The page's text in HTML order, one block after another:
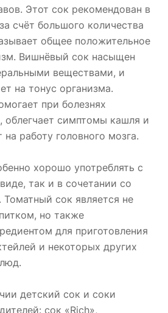
Этот сок рекомендован в
счёт большого количества
общее положительное
Вишнёвый сок насыщен
веществами, и
на тонус организма.
при болезнях
облегчает симптомы кашля и
на работу головного мозга.
хорошо употреблять с
так и в сочетании со
сок является не
но также
для приготовления
и некоторых других
детский сок и соки
сок «Rich»,